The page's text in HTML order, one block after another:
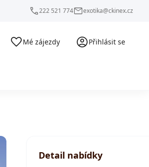
222 521 774 exotika@ckinex.cz
Mé zájezdy Přihlásit se
Detail nabídky